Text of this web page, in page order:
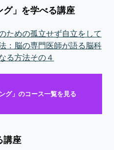
グ」を学べる講座
ための孤立せず自立をして
：脳の専門医師が語る脳科
る方法その４
グ」のコース一覧を見る
講座